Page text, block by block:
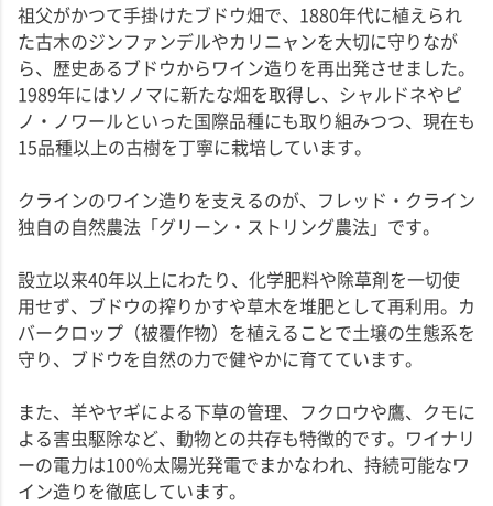
祖父がかつて手掛けたブドウ畑で、1880年代に植えられ
た古木のジンファンデルやカリニャンを大切に守りなが
ら、歴史あるブドウからワイン造りを再出発させました。
1989年にはソノマに新たな畑を取得し、シャルドネやピ
ノ・ノワールといった国際品種にも取り組みつつ、現在も
15品種以上の古樹を丁寧に栽培しています。
クラインのワイン造りを支えるのが、フレッド・クライン
独自の自然農法「グリーン・ストリング農法」です。
設立以来40年以上にわたり、化学肥料や除草剤を一切使
用せず、ブドウの搾りかすや草木を堆肥として再利用。カ
バークロップ（被覆作物）を植えることで土壌の生態系を
守り、ブドウを自然の力で健やかに育てています。
また、羊やヤギによる下草の管理、フクロウや鷹、クモに
よる害虫駆除など、動物との共存も特徴的です。ワイナリ
ーの電力は100％太陽光発電でまかなわれ、持続可能なワ
イン造りを徹底しています。